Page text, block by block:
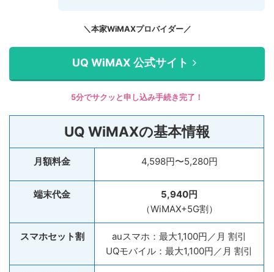
＼本家WiMAXプロバイダー／
UQ WiMAX 公式サイト
5分でサクッと申し込み手続き完了！
UQ WiMAXの基本情報
月額料金 4,598円〜5,280円
端末代金
5,940円
（WiMAX+5G割）
スマホセット割
auスマホ：最大1,100円／月 割引
UQモバイル：最大1,100円／月 割引